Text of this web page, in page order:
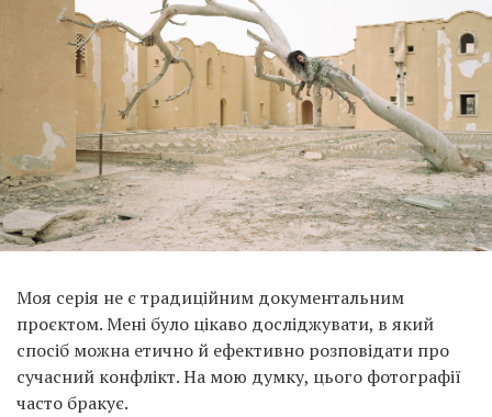
Моя серія не є традиційним документальним
проєктом. Мені було цікаво досліджувати, в який
спосіб можна етично й ефективно розповідати про
сучасний конфлікт. На мою думку, цього фотографії
часто бракує.